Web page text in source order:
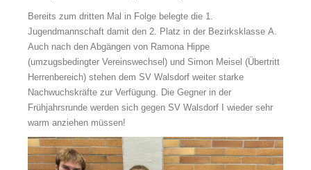
Bereits zum dritten Mal in Folge belegte die 1.
Jugendmannschaft damit den 2. Platz in der Bezirksklasse A.
Auch nach den Abgängen von Ramona Hippe
(umzugsbedingter Vereinswechsel) und Simon Meisel (Übertritt
Herrenbereich) stehen dem SV Walsdorf weiter starke
Nachwuchskräfte zur Verfügung. Die Gegner in der
Frühjahrsrunde werden sich gegen SV Walsdorf I wieder sehr
warm anziehen müssen!